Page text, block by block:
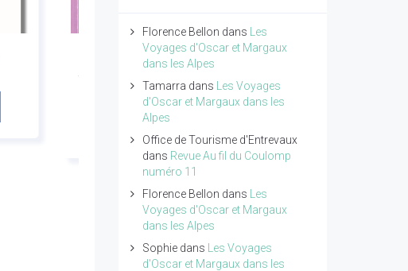
Petit traité de poésie
tome 4 de Pierre
Lire l'article...
naissance pour
Lydia Truglio
Beaumont
Florence Bellon dans
Les
Voyages d'Oscar et Margaux
dans les Alpes
Tamarra dans
Les Voyages
d'Oscar et Margaux dans les
Alpes
Office de Tourisme d'Entrevaux
dans Revue Au fil du Coulomp
numéro 11
Florence Bellon dans
Les
Voyages d'Oscar et Margaux
dans les Alpes
Sophiedans
Les Voyages
d'Oscar et Margaux dans les